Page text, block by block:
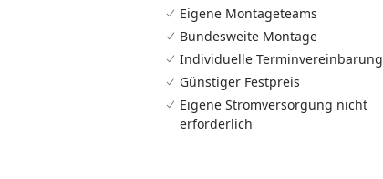
Eigene Montageteams
Bundesweite Montage
Individuelle Terminvereinbarung
Günstiger Festpreis
Eigene Stromversorgung nicht
erforderlich